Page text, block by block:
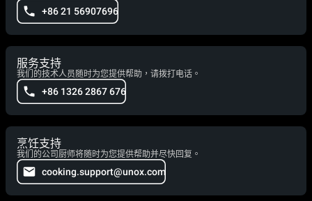
+86 21 56907696
服务支持
我们的技术人员随时为您提供帮助，请拨打电话。
+86 1326 2867 676
烹饪支持
我们的公司厨师将随时为您提供帮助并尽快回复。
cooking.support@unox.com